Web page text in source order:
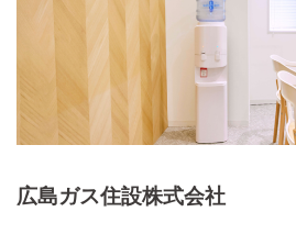
広島ガス住設株式会社